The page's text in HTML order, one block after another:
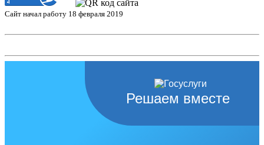
Сайт начал работу 18 февраля 2019
Решаем вместе